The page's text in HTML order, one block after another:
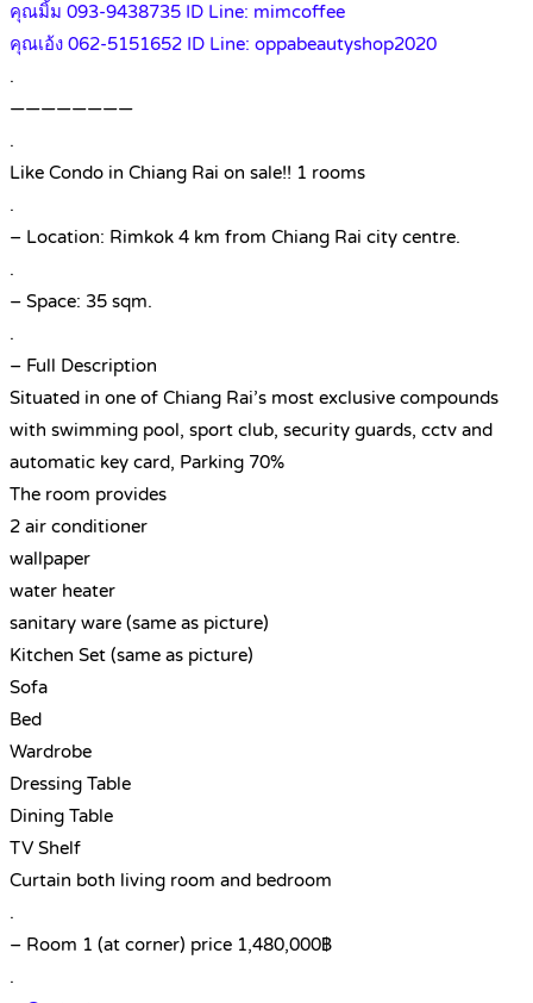
คุณมิ้ม 093-9438735 ID Line: mimcoffee
คุณเอ้ง 062-5151652 ID Line: oppabeautyshop2020
.
————————
.
Like Condo in Chiang Rai on sale!! 1 rooms
.
– Location: Rimkok 4 km from Chiang Rai city centre.
.
– Space: 35 sqm.
.
– Full Description
Situated in one of Chiang Rai’s most exclusive compounds
with swimming pool, sport club, security guards, cctv and
automatic key card, Parking 70%
The room provides
2 air conditioner
wallpaper
water heater
sanitary ware (same as picture)
Kitchen Set (same as picture)
Sofa
Bed
Wardrobe
Dressing Table
Dining Table
TV Shelf
Curtain both living room and bedroom
.
– Room 1 (at corner) price 1,480,000฿
.